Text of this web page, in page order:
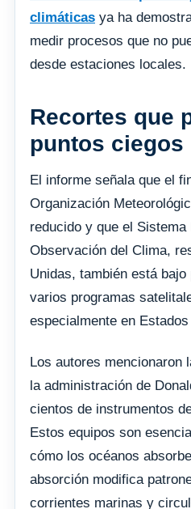
climáticas ya ha
medir procesos que no
desde estaciones locales.
Recortes que
puntos ciegos
El informe señala que el
Organización
reducido y que el Sistema
Observación del Clima,
Unidas, también está bajo
varios programas
especialmente en
Los autores mencionaron
la administración de
cientos de instrumentos
Estos equipos son
cómo los océanos
absorción modifica
corrientes marinas y